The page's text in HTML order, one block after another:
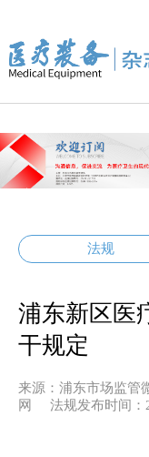
法规
浦东新区医
干规定
来源：浦东市场监管
网 法规发布时间：